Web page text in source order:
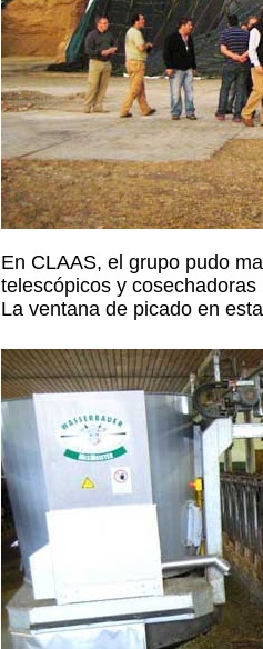
En CLAAS, el grupo pudo
telescópicos y
La ventana de picado en